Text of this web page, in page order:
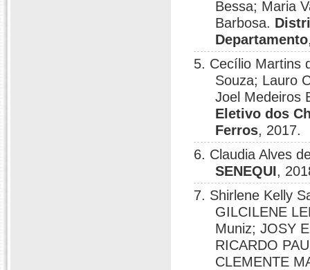
Bessa; Maria
Barbosa.
Departamento
5. Cecílio Martins
Souza; Lauro
Joel Medeiros
Eletivo dos
Ferros, 2017.
6. Claudia Alves
SENEQUI,
7. Shirlene Kelly
GILCILENE
Muniz; JOSY
RICARDO
CLEMENTE